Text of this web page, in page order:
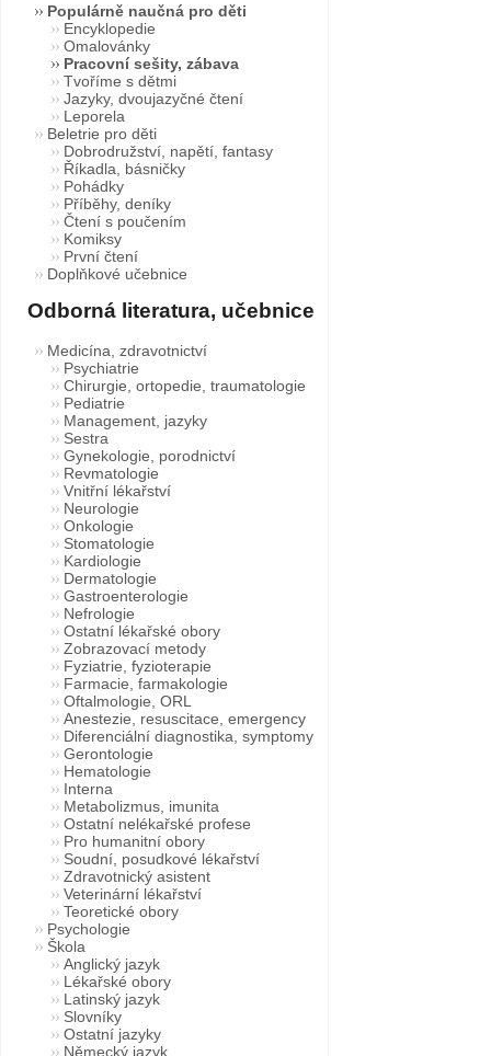
Populárně naučná pro děti
Encyklopedie
Omalovánky
Pracovní sešity, zábava
Tvoříme s dětmi
Jazyky, dvoujazyčné čtení
Leporela
Beletrie pro děti
Dobrodružství, napětí, fantasy
Říkadla, básničky
Pohádky
Příběhy, deníky
Čtení s poučením
Komiksy
První čtení
Doplňkové učebnice
Odborná literatura, učebnice
Medicína, zdravotnictví
Psychiatrie
Chirurgie, ortopedie, traumatologie
Pediatrie
Management, jazyky
Sestra
Gynekologie, porodnictví
Revmatologie
Vnitřní lékařství
Neurologie
Onkologie
Stomatologie
Kardiologie
Dermatologie
Gastroenterologie
Nefrologie
Ostatní lékařské obory
Zobrazovací metody
Fyziatrie, fyzioterapie
Farmacie, farmakologie
Oftalmologie, ORL
Anestezie, resuscitace, emergency
Diferenciální diagnostika, symptomy
Gerontologie
Hematologie
Interna
Metabolizmus, imunita
Ostatní nelékařské profese
Pro humanitní obory
Soudní, posudkové lékařství
Zdravotnický asistent
Veterinární lékařství
Teoretické obory
Psychologie
Škola
Anglický jazyk
Lékařské obory
Latinský jazyk
Slovníky
Ostatní jazyky
Německý jazyk